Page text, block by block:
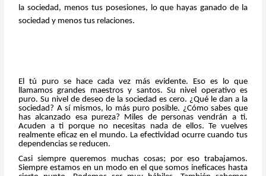
la sociedad, menos tus posesiones, lo que hayas ganado de la
sociedad y menos tus relaciones.
El tú puro se hace cada vez más evidente. Eso es lo que
llamamos grandes maestros y santos. Su nivel operativo es
puro. Su nivel de deseo de la sociedad es cero. ¿Qué le dan a la
sociedad? A sí mismos, lo más puro posible. ¿Cómo sabes que
has alcanzado esa pureza? Miles de personas vendrán a ti.
Acuden a ti porque no necesitas nada de ellos. Te vuelves
realmente eficaz en el mundo. La efectividad ocurre cuando tus
dependencias se reducen.
Casi siempre queremos muchas cosas; por eso trabajamos.
Siempre estamos en un modo en el que somos ineficaces hasta